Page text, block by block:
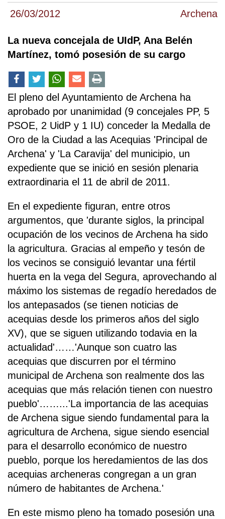
26/03/2012 Archena
La nueva concejala de UIdP, Ana Belén
Martínez, tomó posesión de su cargo
El pleno del Ayuntamiento de Archena ha
aprobado por unanimidad (9 concejales PP, 5
PSOE, 2 UidP y 1 IU) conceder la Medalla de
Oro de la Ciudad a las Acequias 'Principal de
Archena' y 'La Caravija' del municipio, un
expediente que se inició en sesión plenaria
extraordinaria el 11 de abril de 2011.
En el expediente figuran, entre otros
argumentos, que 'durante siglos, la principal
ocupación de los vecinos de Archena ha sido
la agricultura. Gracias al empeño y tesón de
los vecinos se consiguió levantar una fértil
huerta en la vega del Segura, aprovechando al
máximo los sistemas de regadío heredados de
los antepasados (se tienen noticias de
acequias desde los primeros años del siglo
XV), que se siguen utilizando todavia en la
actualidad'……'Aunque son cuatro las
acequias que discurren por el término
municipal de Archena son realmente dos las
acequias que más relación tienen con nuestro
pueblo'……...'La importancia de las acequias
de Archena sigue siendo fundamental para la
agricultura de Archena, sigue siendo esencial
para el desarrollo económico de nuestro
pueblo, porque los heredamientos de las dos
acequias archeneras congregan a un gran
número de habitantes de Archena.'
En este mismo pleno ha tomado posesión una